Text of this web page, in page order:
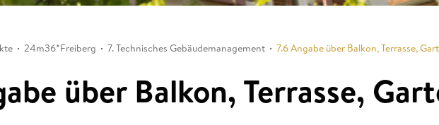
24m36*Freiberg 7. Technisches Gebäudemanagement 7.6 Angabe über Balkon, Terrasse,
über Balkon, Terrasse,